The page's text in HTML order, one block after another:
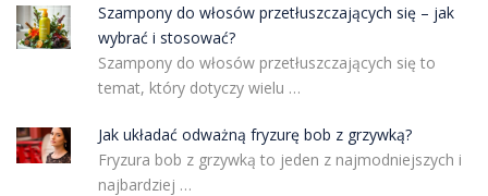
Szampony do włosów przetłuszczających się – jak
wybrać i stosować?
Szampony do włosów przetłuszczających się to
temat, który dotyczy wielu …
Jak układać odważną fryzurę bob z grzywką?
Fryzura bob z grzywką to jeden z najmodniejszych i
najbardziej …